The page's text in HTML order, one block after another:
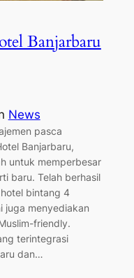
Banjarbaru
News
pasca
Banjarbaru,
untuk memperbesar
baru. Telah berhasil
bintang 4
juga menyediakan
friendly.
terintegrasi
dan…